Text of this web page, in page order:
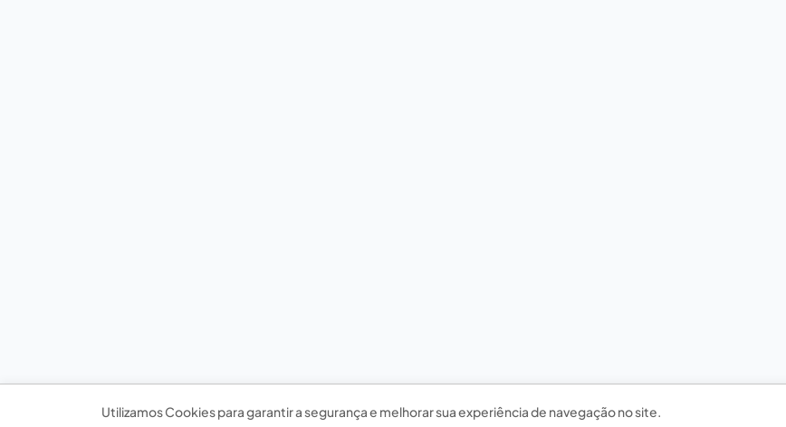
Utilizamos Cookies para garantir a segurança e melhorar sua experiência de navegação no site.